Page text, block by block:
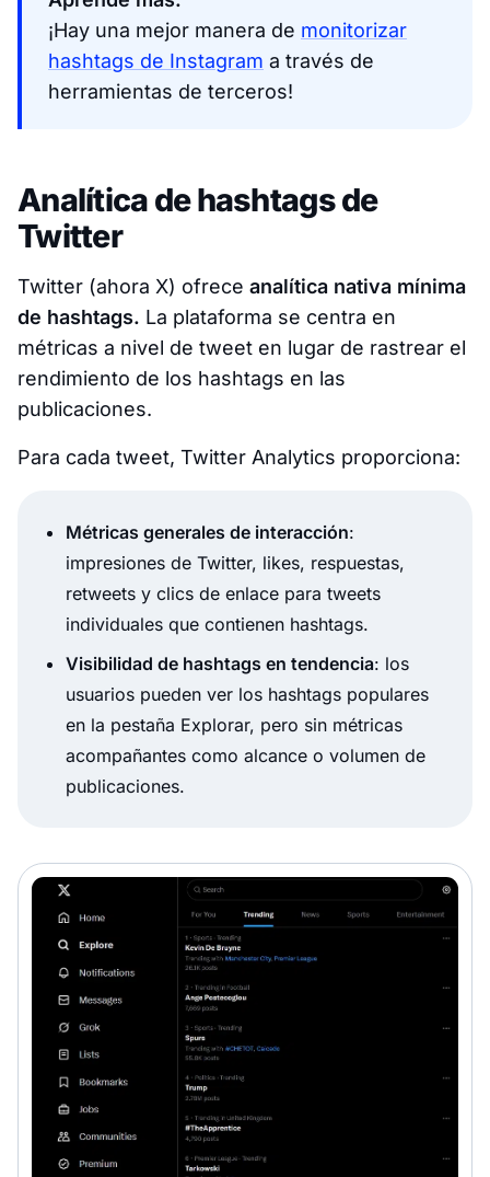
¡Hay una mejor manera de monitorizar
hashtags de Instagram a través de
herramientas de terceros!
Analítica de hashtags de
Twitter
Twitter (ahora X) ofrece analítica nativa mínima
de hashtags. La plataforma se centra en
métricas a nivel de tweet en lugar de rastrear el
rendimiento de los hashtags en las
publicaciones.
Para cada tweet, Twitter Analytics proporciona:
Métricas generales de interacción:
impresiones de Twitter, likes, respuestas,
retweets y clics de enlace para tweets
individuales que contienen hashtags.
Visibilidad de hashtags en tendencia: los
usuarios pueden ver los hashtags populares
en la pestaña Explorar, pero sin métricas
acompañantes como alcance o volumen de
publicaciones.